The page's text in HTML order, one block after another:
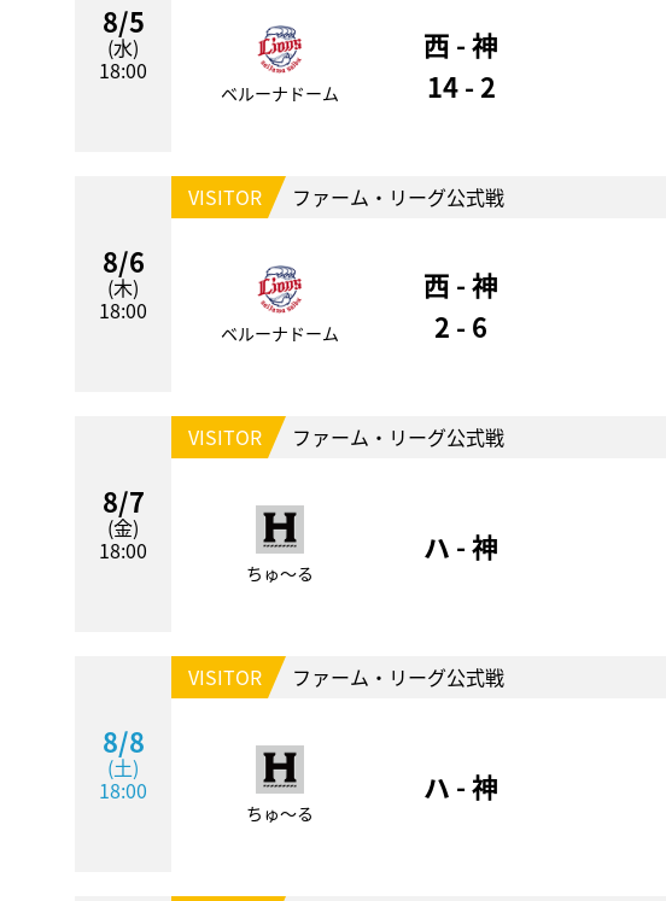
8/5
(水)
18:00
ベルーナドーム
西 - 神
14 - 2
8/6
(木)
18:00
VISITOR ファーム・リーグ公式戦
ベルーナドーム
西 - 神
2 - 6
8/7
(金)
18:00
VISITOR ファーム・リーグ公式戦
ちゅ～る
ハ - 神
8/8
(土)
18:00
VISITOR ファーム・リーグ公式戦
ちゅ～る
ハ - 神